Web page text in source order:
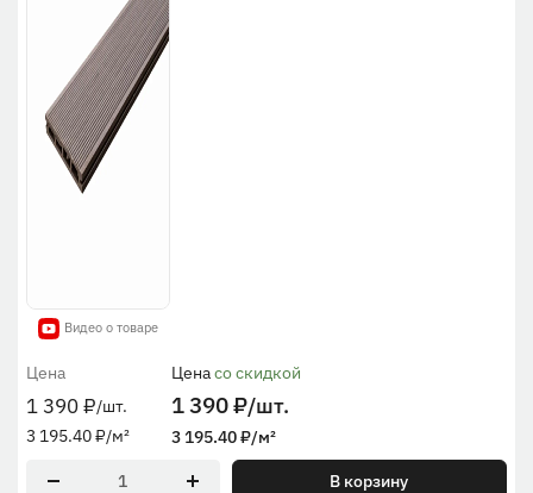
Видео о товаре
Цена
1 390₽/шт.
3 195.40₽/м²
Ценасо скидкой
1 390₽/шт.
3 195.40₽/м²
В корзину